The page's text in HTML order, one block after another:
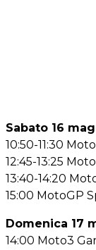
Sabato 16
10:50-11:30
12:45-13:25
13:40-14:20
15:00 MotoGP
Domenica 17
14:00 Moto3